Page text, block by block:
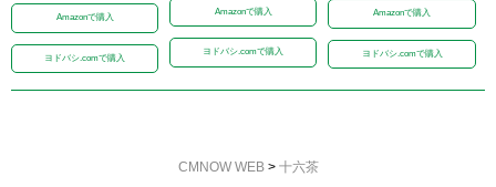
Amazonで購入
ヨドバシ.comで購入
Amazonで購入
ヨドバシ.comで購入
Amazonで購入
ヨドバシ.comで購入
CMNOW WEB> 十六茶